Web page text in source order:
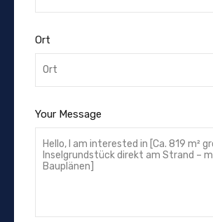
Ort
Your Message